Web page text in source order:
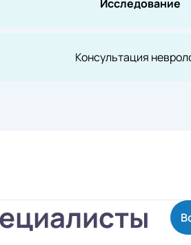
Исследование
Консультация